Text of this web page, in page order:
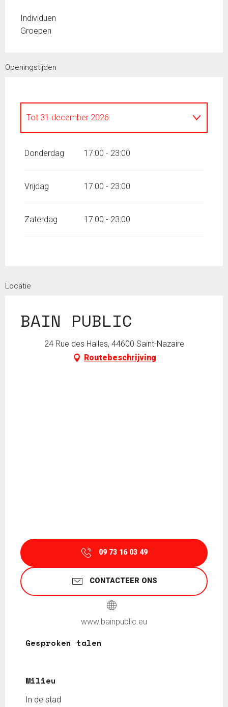
Individuen
Groepen
Openingstijden
Tot 31 december 2026
Donderdag 17:00 - 23:00
Vrijdag 17:00 - 23:00
Zaterdag 17:00 - 23:00
Locatie
BAIN PUBLIC
24 Rue des Halles, 44600 Saint-Nazaire
Routebeschrijving
09 73 16 03 49
CONTACTEER ONS
www.bainpublic.eu
Gesproken talen
Gesproken talen
Milieu
Milieu
In de stad